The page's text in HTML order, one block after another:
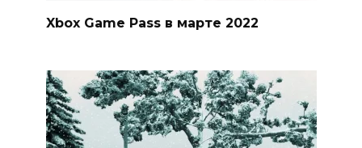
Xbox Game Pass в марте 2022